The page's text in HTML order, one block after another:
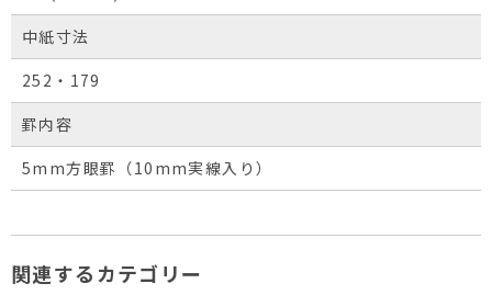
中紙寸法
252・179
罫内容
5mm方眼罫（10mm実線入り）
関連するカテゴリー